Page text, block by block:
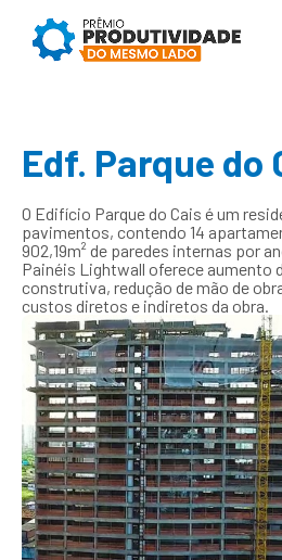
Edf. Parque do
O Edifício Parque do Cais é um
pavimentos, contendo 14
902,19m² de paredes internas por
Painéis Lightwall oferece aumento
construtiva, redução de mão de
custos diretos e indiretos da obra.